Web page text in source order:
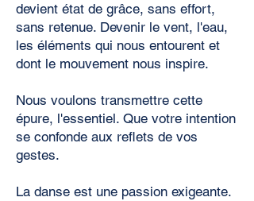
devient état de grâce, sans effort,
sans retenue. Devenir le vent, l'eau,
les éléments qui nous entourent et
dont le mouvement nous inspire.
Nous voulons transmettre cette
épure, l'essentiel. Que votre intention
se confonde aux reflets de vos
gestes.
La danse est une passion exigeante.